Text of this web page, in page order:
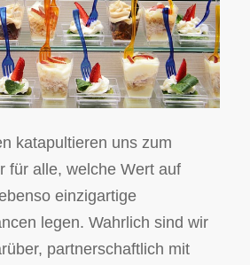
katapultieren uns zum
für alle, welche Wert auf
einzigartige
legen. Wahrlich sind wir
partnerschaftlich mit